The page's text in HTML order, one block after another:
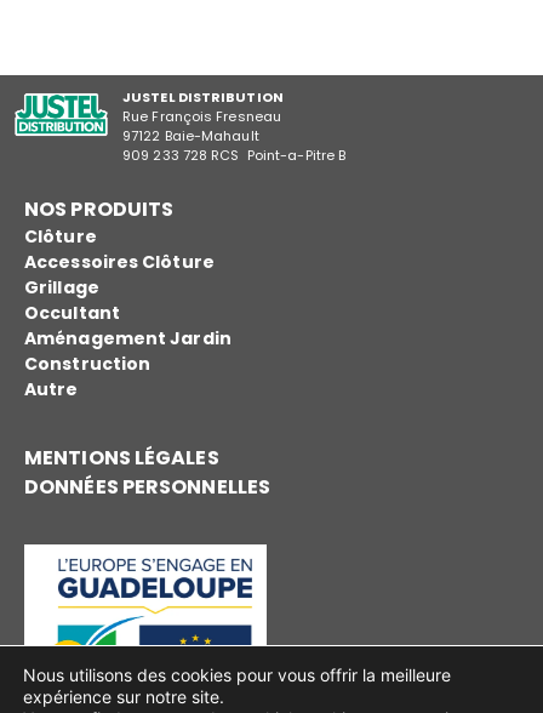
JUSTEL DISTRIBUTION
Rue François Fresneau
97122 Baie-Mahault
909 233 728 RCS Point-a-Pitre B
NOS PRODUITS
Clôture
Accessoires Clôture
Grillage
Occultant
Aménagement Jardin
Construction
Autre
MENTIONS LÉGALES
DONNÉES PERSONNELLES
Nous utilisons des cookies pour vous offrir la meilleure
expérience sur notre site.